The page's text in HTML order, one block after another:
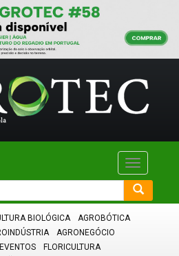
Toggle
BIOLÓGICA
AGROBÓTICA
AGRONEGÓCIO
FLORICULTURA